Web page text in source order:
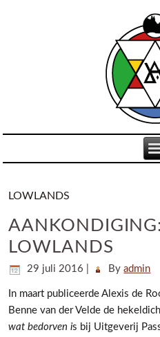
LOWLANDS
LOWLANDS
29 juli 2016 By admin
In maart publiceerde Alexis de
Benne van der Velde de
wat bedorven is bij Uitgeverij